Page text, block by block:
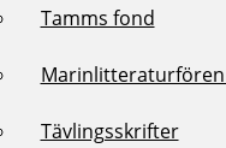
Tamms fond
Tävlingsskrifter